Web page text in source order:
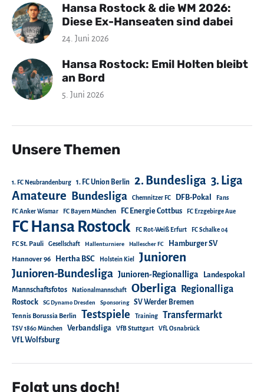
Hansa Rostock & die WM 2026:
Diese Ex-Hanseaten sind dabei
24. Juni 2026
Hansa Rostock: Emil Holten bleibt
an Bord
5. Juni 2026
Unsere Themen
1. FC Neubrandenburg 1. FC Union Berlin 2. Bundesliga 3. Liga
Amateure Bundesliga Chemnitzer FC DFB-Pokal Fans
FC Anker Wismar FC Bayern München FC Energie Cottbus FC Erzgebirge Aue
FC Hansa Rostock FC Rot-Weiß Erfurt FC Schalke 04
FC St. Pauli Gesellschaft Hallenturniere Hallescher FC Hamburger SV
Hannover 96 Hertha BSC Holstein Kiel Junioren
Junioren-Bundesliga Junioren-Regionalliga
Landespokal
Mannschaftsfotos
Nationalmannschaft Oberliga Regionalliga
Rostock SG Dynamo Dresden Sponsoring SV Werder Bremen
Tennis Borussia Berlin Testspiele Training Transfermarkt
TSV 1860 München Verbandsliga VfB Stuttgart VfL Osnabrück
VfL Wolfsburg
Folgt uns doch!